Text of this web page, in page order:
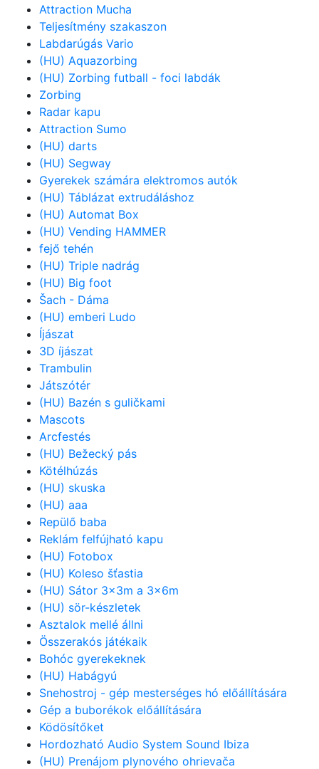
Attraction Mucha
Teljesítmény szakaszon
Labdarúgás Vario
(HU) Aquazorbing
(HU) Zorbing futball - foci labdák
Zorbing
Radar kapu
Attraction Sumo
(HU) darts
(HU) Segway
Gyerekek számára elektromos autók
(HU) Táblázat extrudáláshoz
(HU) Automat Box
(HU) Vending HAMMER
fejő tehén
(HU) Triple nadrág
(HU) Big foot
Šach - Dáma
(HU) emberi Ludo
Íjászat
3D íjászat
Trambulin
Játszótér
(HU) Bazén s guličkami
Mascots
Arcfestés
(HU) Bežecký pás
Kötélhúzás
(HU) skuska
(HU) aaa
Repülő baba
Reklám felfújható kapu
(HU) Fotobox
(HU) Koleso šťastia
(HU) Sátor 3x3m a 3x6m
(HU) sör-készletek
Asztalok mellé állni
Összerakós játékaik
Bohóc gyerekeknek
(HU) Habágyú
Snehostroj - gép mesterséges hó előállítására
Gép a buborékok előállítására
Ködösítőket
Hordozható Audio System Sound Ibiza
(HU) Prenájom plynového ohrievača